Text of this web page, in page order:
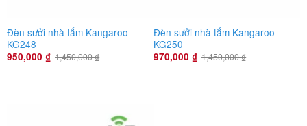
Đèn sưởi nhà tắm Kangaroo
KG248
950,000 ₫ 1,450,000₫
Đèn sưởi nhà tắm Kangaroo
KG250
970,000 ₫ 1,450,000₫